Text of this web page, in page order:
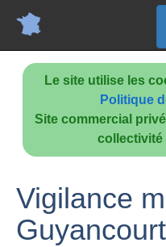
Le site utilise les
Politique
Site commercial
collectivité
Vigilance
Guyancourt